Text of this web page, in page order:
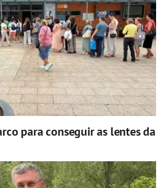
para conseguir as lentes da